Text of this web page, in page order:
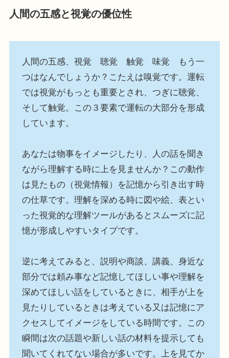
人間の五感と視覚の優位性
人間の五感、視覚 聴覚 触覚 味覚 もう一
つはなんでしょうか？こたえは嗅覚です。運転
では視覚がもっとも重要とされ、つぎに聴覚、
そして触覚。この３要素で運転の大部分を形成
しています。
あなたは物事をイメージしたり、人の話を聞き
ながら理解する時に上を見ませんか？この動作
は見たもの（視覚情報）を記憶から引き出す時
の仕草です。理解を深める時に図や絵、表とい
った視覚的な理解ツールがあるとスムーズに記
憶が形成しやすいタイプです。
逆に考えてみると、説明や商談、講義、身近な
部分では頼み事など記憶してほしい事や理解を
深めてほしい話をしているときに、相手が上を
見たりしているときは考えている又は記憶にア
クセスしてイメージをしている時間です。この
瞬間は次の話題や新しい話の材料を提示しても
聞いてくれてない場合が多いです。上を見てか